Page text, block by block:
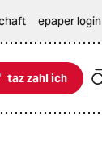
epaper login
zahl ich
taz zahl ich